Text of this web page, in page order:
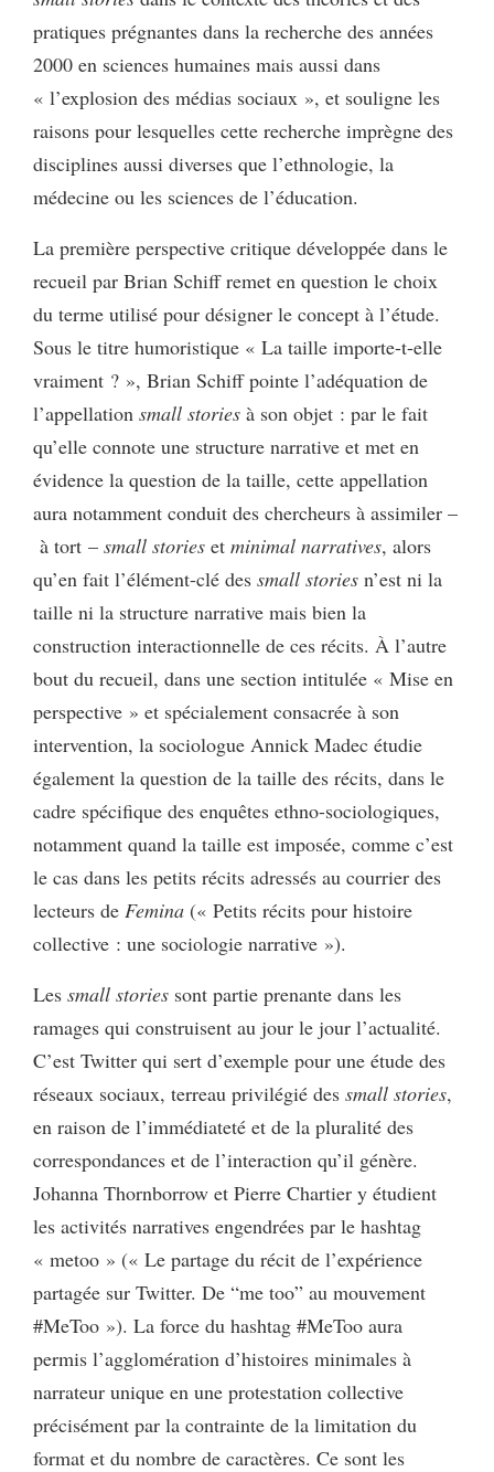
pratiques prégnantes dans la recherche des années
2000 en sciences humaines mais aussi dans
« l’explosion des médias sociaux », et souligne les
raisons pour lesquelles cette recherche imprègne des
disciplines aussi diverses que l’ethnologie, la
médecine ou les sciences de l’éducation.
La première perspective critique développée dans le
recueil par Brian Schiff remet en question le choix
du terme utilisé pour désigner le concept à l’étude.
Sous le titre humoristique « La taille importe-t-elle
vraiment ? », Brian Schiff pointe l’adéquation de
l’appellation small stories à son objet : par le fait
qu’elle connote une structure narrative et met en
évidence la question de la taille, cette appellation
aura notamment conduit des chercheurs à assimiler –
à tort – small stories et minimal narratives, alors
qu’en fait l’élément-clé des small stories n’est ni la
taille ni la structure narrative mais bien la
construction interactionnelle de ces récits. À l’autre
bout du recueil, dans une section intitulée « Mise en
perspective » et spécialement consacrée à son
intervention, la sociologue Annick Madec étudie
également la question de la taille des récits, dans le
cadre spécifique des enquêtes ethno-sociologiques,
notamment quand la taille est imposée, comme c’est
le cas dans les petits récits adressés au courrier des
lecteurs de Femina (« Petits récits pour histoire
collective : une sociologie narrative »).
Les small stories sont partie prenante dans les
ramages qui construisent au jour le jour l’actualité.
C’est Twitter qui sert d’exemple pour une étude des
réseaux sociaux, terreau privilégié des small stories,
en raison de l’immédiateté et de la pluralité des
correspondances et de l’interaction qu’il génère.
Johanna Thornborrow et Pierre Chartier y étudient
les activités narratives engendrées par le hashtag
« metoo » (« Le partage du récit de l’expérience
partagée sur Twitter. De “me too” au mouvement
#MeToo »). La force du hashtag #MeToo aura
permis l’agglomération d’histoires minimales à
narrateur unique en une protestation collective
précisément par la contrainte de la limitation du
format et du nombre de caractères. Ce sont les